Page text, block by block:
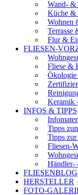
Wand- &
Küche &
Wohnen
Terrasse
Flur &
FLIESEN-
Fliese &
Keramik
INFOS & TIPPS
Tipps
Tipps zur
Fliesen-
Händler-
FLIESENBLOG
HERSTELLER
FOTO-